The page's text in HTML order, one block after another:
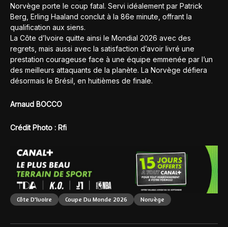
Norvège porte le coup fatal. Servi idéalement par Patrick
Berg, Erling Haaland conclut à la 86e minute, offrant la
qualification aux siens.
La Côte d’Ivoire quitte ainsi le Mondial 2026 avec des
regrets, mais aussi avec la satisfaction d’avoir livré une
prestation courageuse face à une équipe emmenée par l’un
des meilleurs attaquants de la planète. La Norvège défiera
désormais le Brésil, en huitièmes de finale.
Arnaud BOCCO
Crédit Photo : Rfi
Côte D'Ivoire Coupe Du Monde 2026 Norvège